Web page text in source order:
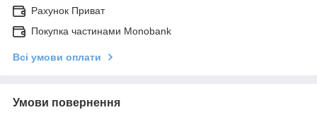
Рахунок Приват
Покупка частинами Monobank
Всі умови оплати
Умови повернення